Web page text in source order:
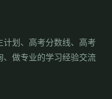
划、高考分数线、高考
、做专业的学习经验交流